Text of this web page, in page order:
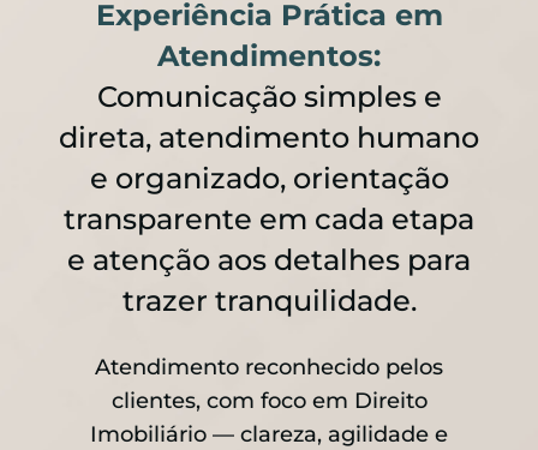
Experiência Prática em
Atendimentos:
Comunicação simples e
direta, atendimento humano
e organizado, orientação
transparente em cada etapa
e atenção aos detalhes para
trazer tranquilidade.
Atendimento reconhecido pelos
clientes, com foco em Direito
Imobiliário — clareza, agilidade e